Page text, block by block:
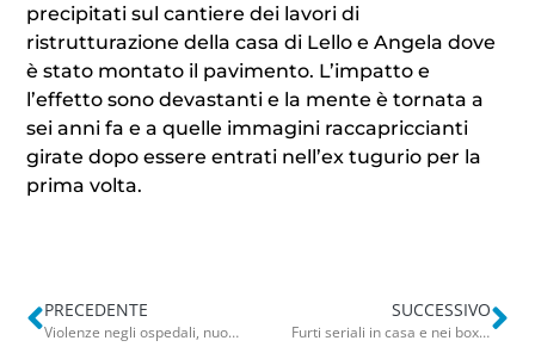
precipitati sul cantiere dei lavori di
ristrutturazione della casa di Lello e Angela dove
è stato montato il pavimento. L’impatto e
l’effetto sono devastanti e la mente è tornata a
sei anni fa e a quelle immagini raccapriccianti
girate dopo essere entrati nell’ex tugurio per la
prima volta.
PRECEDENTE
Violenze negli ospedali, nuovo caso a Lecce: madre e figlia aggrediscono infermiera e oss al Pronto Soccorso
SUCCESSIVO
Furti seriali in casa e nei box, arrestato a Bari ladro georgiano. Caccia ai complici della banda